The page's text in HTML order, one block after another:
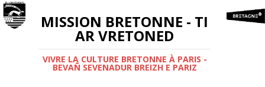
MISSION BRETONNE - TI
AR VRETONED
VIVRE LA CULTURE BRETONNE À PARIS -
BEVAÑ SEVENADUR BREIZH E PARIZ